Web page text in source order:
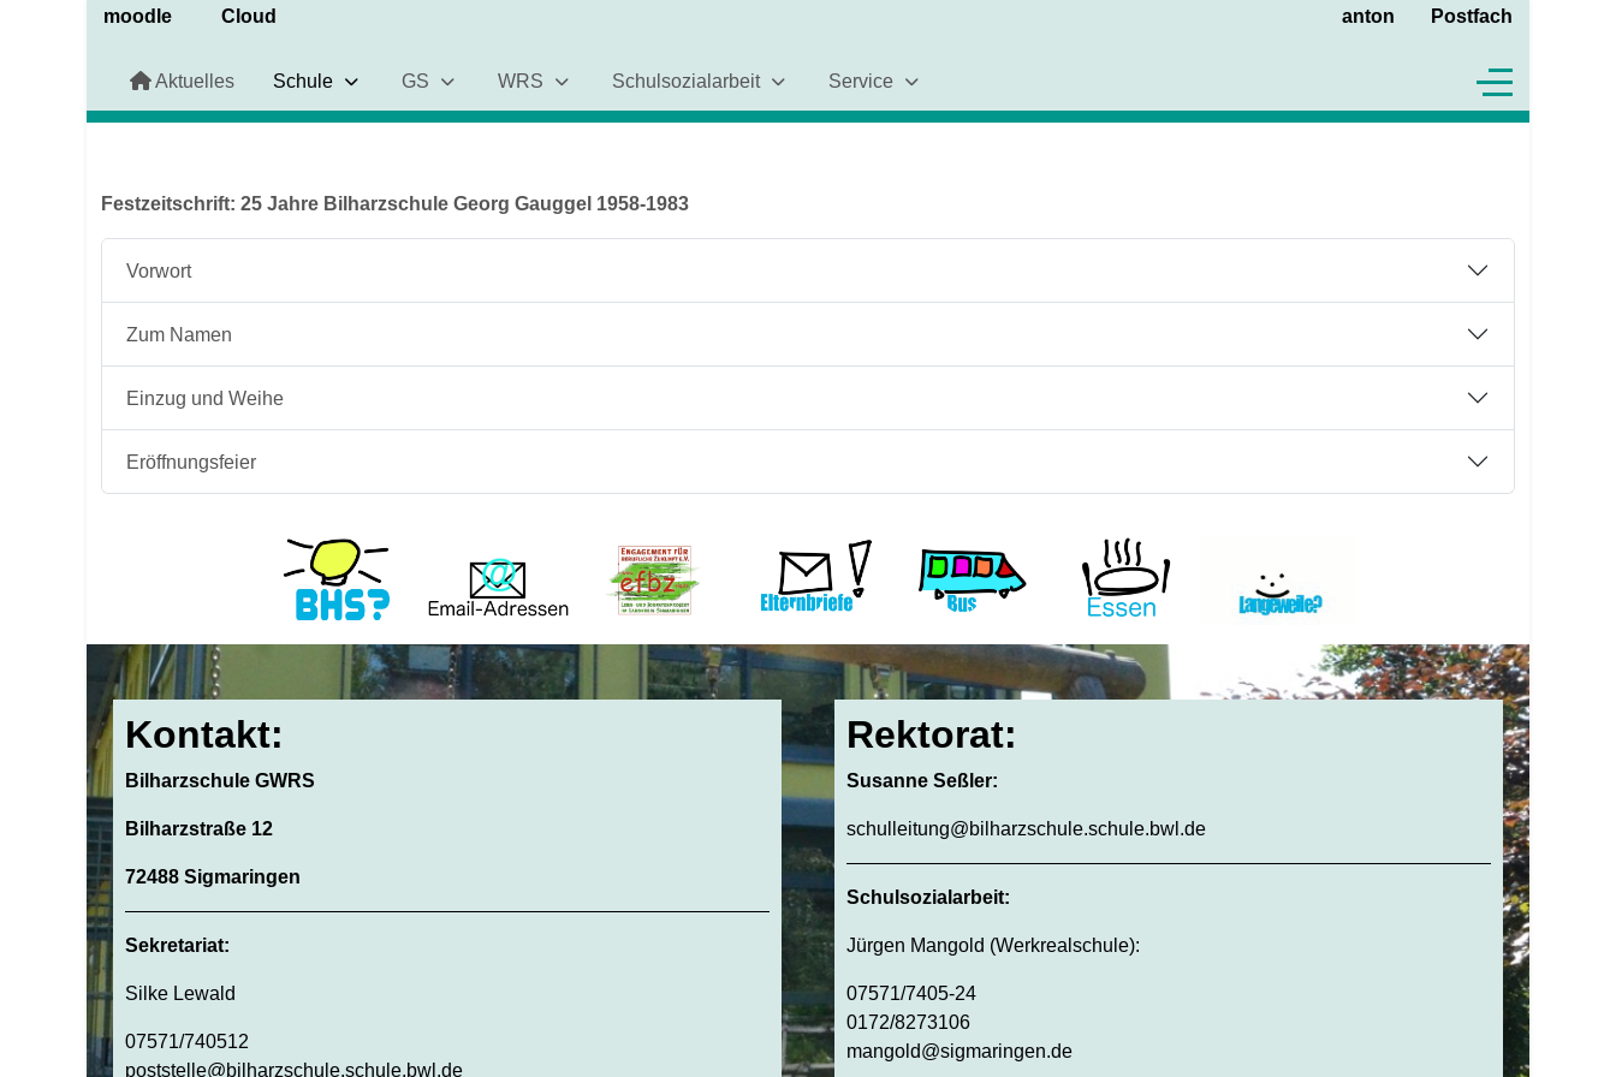
moodle Cloud anton Postfach
Aktuelles Schule GS WRS Schulsozialarbeit Service Off-Canvas
Festzeitschrift: 25 Jahre Bilharzschule Georg Gauggel 1958-1983
Vorwort
Zum Namen
Einzug und Weihe
Eröffnungsfeier
Kontakt:
Bilharzschule GWRS
Bilharzstraße 12
72488 Sigmaringen
Sekretariat:
Silke Lewald
07571/740512
poststelle@bilharzschule.schule.bwl.de
Rektorat:
Susanne Seßler:
schulleitung@bilharzschule.schule.bwl.de
Schulsozialarbeit:
Jürgen Mangold (Werkrealschule):
07571/7405-24
0172/8273106
mangold@sigmaringen.de